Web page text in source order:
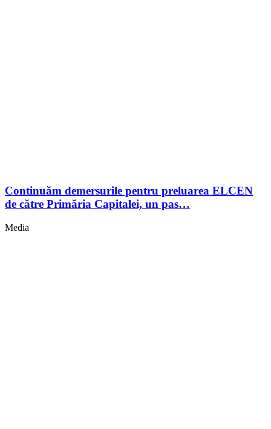
Continuăm demersurile pentru preluarea ELCEN
de către Primăria Capitalei, un pas…
Media